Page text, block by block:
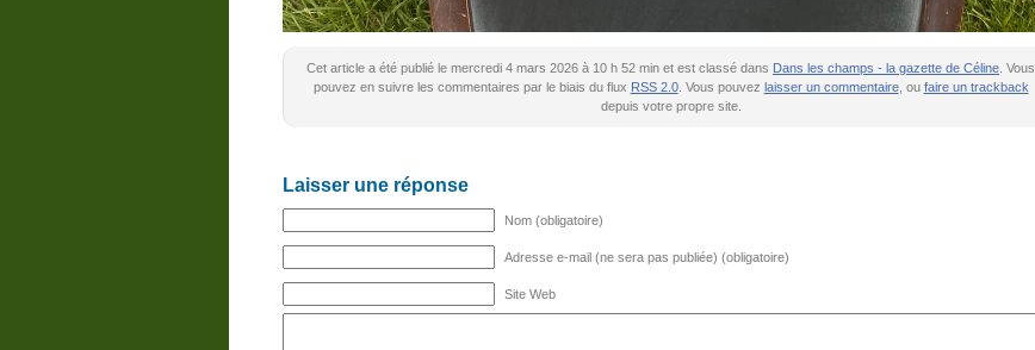
Cet article a été publié le mercredi 4 mars 2026 à 10 h 52 min et est classé dans Dans les champs - la gazette de Céline . Vous
pouvez en suivre les commentaires par le biais du flux RSS 2.0. Vous pouvez laisser un commentaire, ou faire un trackback
depuis votre propre site.
Laisser une réponse
Nom (obligatoire)
Adresse e-mail (ne sera pas publiée) (obligatoire)
Site Web